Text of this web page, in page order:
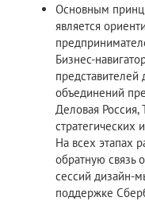
Основным
является
Бизнес-
объединений
Деловая Россия,
стратегических
На всех этапах
обратную связь
сессий дизайн-
поддержке